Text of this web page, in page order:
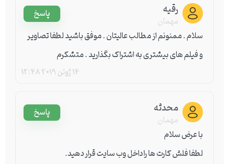
رقیه
مهمان
14 ژوئن 2019 12:48
سلام . ممنونم از مطالب عالیتان . موفق باشید لطفا تصاویر
و فیلم های بیشتری به اشتراک بگذارید . متشکرم
پاسخ
محدثه
مهمان
با عرض سلام
لطفا فلش کارت ها را داخل وب سایت قرار دهید.
پاسخ